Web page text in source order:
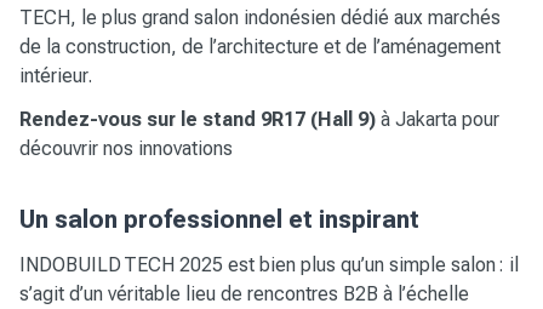
TECH, le plus grand salon indonésien dédié aux marchés
de la construction, de l’architecture et de l’aménagement
intérieur.
Rendez-vous sur le stand 9R17 (Hall 9) à Jakarta pour
découvrir nos innovations
Un salon professionnel et inspirant
INDOBUILD TECH 2025 est bien plus qu’un simple salon : il
s’agit d’un véritable lieu de rencontres B2B à l’échelle